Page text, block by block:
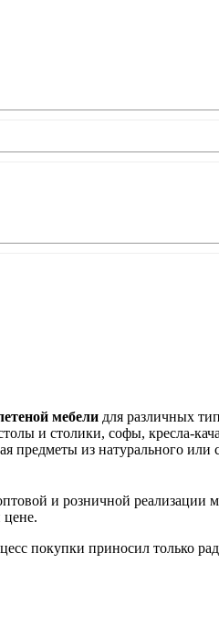
мебели для различных
и столики, софы, кресла-
предметы из натурального
и розничной реализации
цене.
покупки приносил только